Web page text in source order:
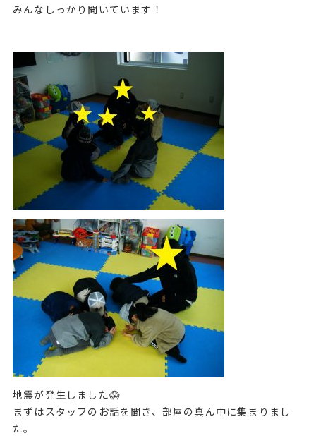
みんなしっかり聞いています！
地震が発生しました😱
まずはスタッフのお話を聞き、部屋の真ん中に集まりまし
た。